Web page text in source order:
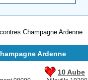
Champagne Ardenne
Ardenne
10 Aube